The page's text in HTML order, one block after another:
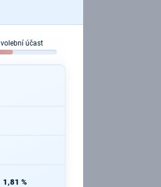
volební účast
1,81 %